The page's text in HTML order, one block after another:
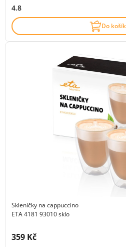
4.8
Do
Skleničky na cappuccino
ETA 4181 93010 sklo
Cena s DPH:
359 Kč